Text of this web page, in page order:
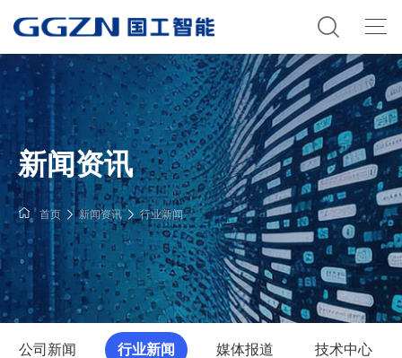
新闻资讯
首页 新闻资讯 行业新闻
公司新闻 行业新闻 媒体报道 技术中心